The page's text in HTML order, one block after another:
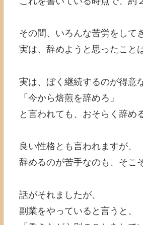
その間、いろんな苦労をして
実は、辞めようと思ったこと
実は、ぼく継続するのが得意
「今から焙煎を辞めろ」
と言われても、おそらく辞め
良い性格とも言われますが、
辞めるのが苦手なのも、そこ
話がそれましたが、
副業をやっていると言うと、